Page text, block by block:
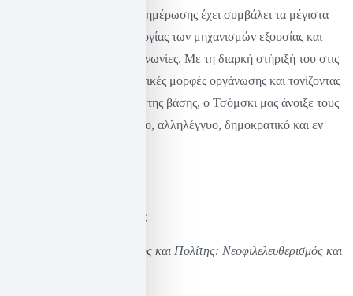
χειραγώγηση των μέσων ενημέρωσης έχει συμβάλει τα μέγιστα
στην κατανόηση της λειτουργίας των μηχανισμών εξουσίας και
ελέγχου στις σύγχρονες κοινωνίες. Με τη διαρκή στήριξή του στις
αποκεντρωμένες, συμμετοχικές μορφές οργάνωσης και τονίζοντας
τη σημασία του ακτιβισμού της βάσης, ο Τσόμσκι μας άνοιξε τους
ορίζοντες για έναν πιο δίκαιο, αλληλέγγυο, δημοκρατικό και εν
Βιβλιογραφικές αναφορές
Κέρδος και Πολίτης: Νεοφιλελευθερισμός και